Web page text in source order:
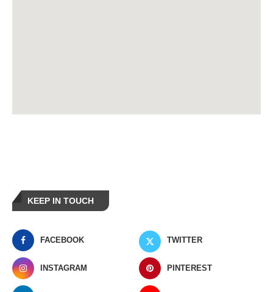
KEEP IN TOUCH
FACEBOOK TWITTER
INSTAGRAM PINTEREST